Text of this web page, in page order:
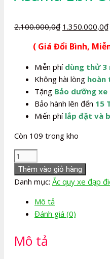
2.100.000,0₫ Giá
là:
2.100.000,0₫.
1.350.000,0₫
( Giá Đổi Bình,
Miễn phí dùng thử 3
Không hài lòng hoàn
Tặng Bảo dưỡng xe
Bảo hành lên đến 15
Miến phí lắp đặt và
Còn 109 trong kho
Thay
Ắc
quy
đạp
điện
Ebk
Thêm vào giỏ hàng
Danh mục: Ắc quy xe đạp
Mô tả
Đánh giá (0)
Mô tả